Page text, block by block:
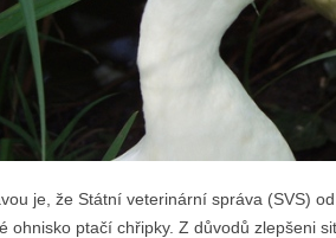
je, že Státní veterinární správa (SVS)
ohnisko ptačí chřipky. Z důvodů zlepšeni